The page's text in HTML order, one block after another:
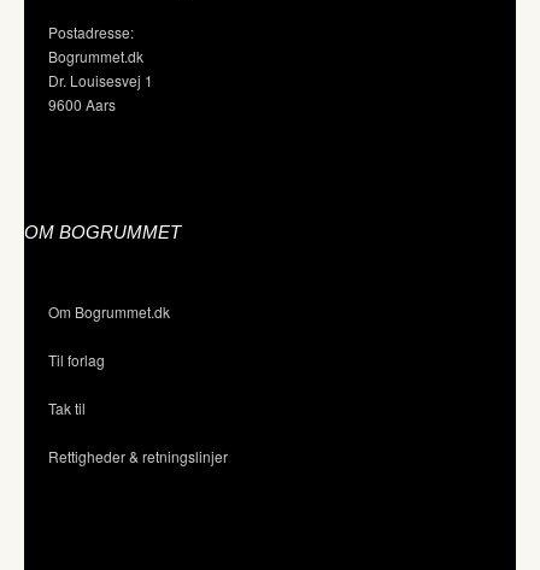
Postadresse:
Bogrummet.dk
Dr. Louisesvej 1
9600 Aars
OM BOGRUMMET
Om Bogrummet.dk
Til forlag
Tak til
Rettigheder & retningslinjer